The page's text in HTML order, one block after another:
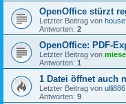
OpenOffice stürzt
Letzter Beitrag von
Antworten: 2
OpenOffice: PDF-
Letzter Beitrag von
Antworten: 1
1 Datei öffnet auch
Letzter Beitrag von ulli886
Antworten: 9